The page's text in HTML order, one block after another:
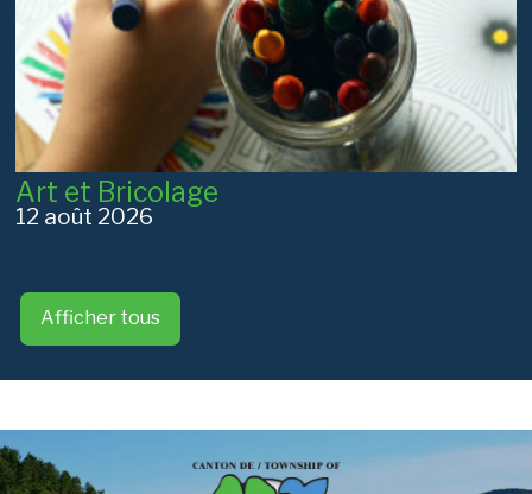
Art et Bricolage
12 août 2026
Afficher tous